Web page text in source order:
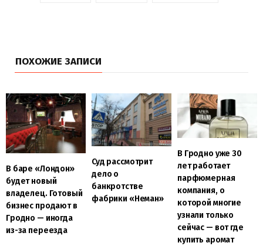
ПОХОЖИЕ ЗАПИСИ
В баре «Лондон»
будет новый
владелец. Готовый
бизнес продают в
Гродно — иногда
из-за переезда
Суд рассмотрит
дело о
банкротстве
фабрики «Неман»
В Гродно уже 30
лет работает
парфюмерная
компания, о
которой многие
узнали только
сейчас — вот где
купить аромат